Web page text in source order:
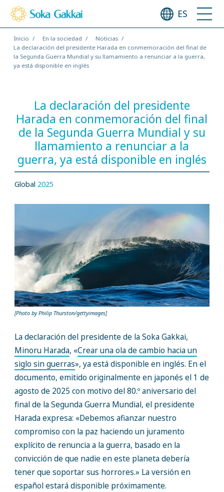
ES
Inicio En la sociedad
Noticias
La declaración del presidente Harada en conmemoración del final de
la Segunda Guerra Mundial y su llamamiento a renunciar a la guerra,
ya está disponible en inglés
La declaración del presidente
Harada en conmemoración del final
de la Segunda Guerra Mundial y su
llamamiento a renunciar a la
guerra, ya está disponible en inglés
Global 2025
[Photo by Philip Thurston/gettyimages]
La declaración del presidente de la Soka Gakkai,
Minoru Harada, «Crear una ola de cambio hacia un
siglo sin guerras», ya está disponible en inglés. En el
documento, emitido originalmente en japonés el 1 de
agosto de 2025 con motivo del 80.º aniversario del
final de la Segunda Guerra Mundial, el presidente
Harada expresa: «Debemos afianzar nuestro
compromiso con la paz haciendo un juramento
explícito de renuncia a la guerra, basado en la
convicción de que nadie en este planeta debería
tener que soportar sus horrores.» La versión en
español estará disponible próximamente.